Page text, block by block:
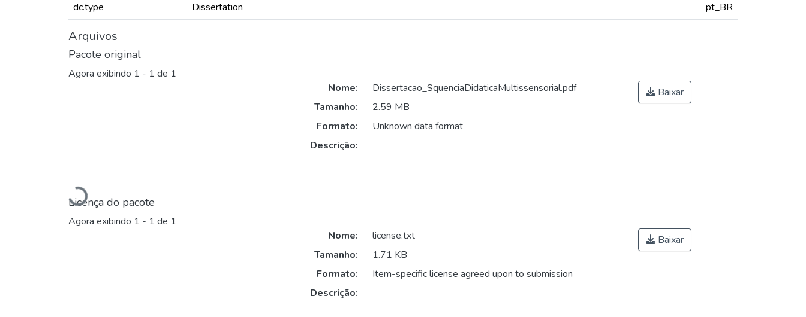
dc.type
Dissertation pt_BR
Arquivos
Pacote original
Agora exibindo 1 - 1 de 1
Carregando...
Nome:
Dissertacao_SquenciaDidaticaMultissensorial.pdf
Tamanho:
2.59 MB
Formato:
Unknown data format
Descrição:
Baixar
Licença do pacote
Agora exibindo 1 - 1 de 1
Nome:
license.txt
Tamanho:
1.71 KB
Formato:
Item-specific license agreed upon to submission
Descrição:
Baixar